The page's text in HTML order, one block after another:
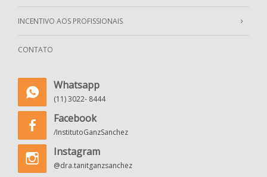
INCENTIVO AOS PROFISSIONAIS
CONTATO
Whatsapp
(11) 3022- 8444
Facebook
/InstitutoGanzSanchez
Instagram
@dra.tanitganzsanchez